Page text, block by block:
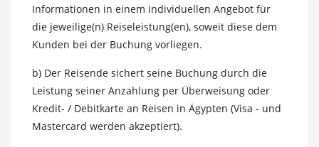
Informationen in einem individuellen Angebot für
die jeweilige(n) Reiseleistung(en), soweit diese dem
Kunden bei der Buchung vorliegen.
b) Der Reisende sichert seine Buchung durch die
Leistung seiner Anzahlung per Überweisung oder
Kredit- / Debitkarte an Reisen in Ägypten (Visa - und
Mastercard werden akzeptiert).